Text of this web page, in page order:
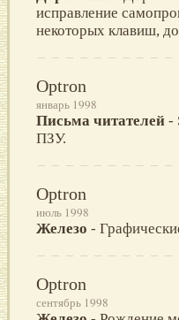
исправление
некоторых клавиш,
Optron
январь 1998
Письма читателей -
ПЗУ.
Optron
июль 1998
Железо -
Optron
сентябрь 1998